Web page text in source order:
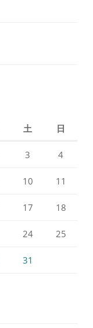
土 日
3 4
10 11
17 18
24 25
31